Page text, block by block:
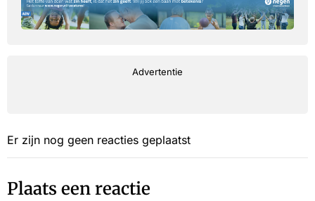
Advertentie
Er zijn nog geen reacties geplaatst
Plaats een reactie